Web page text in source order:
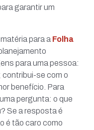
garantir um
para a Folha
para uma pessoa:
se com o
benefício. Para
pergunta: o que
Se a resposta é
é tão caro como